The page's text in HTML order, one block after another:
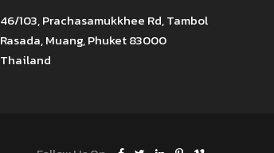
46/103, Prachasamukkhee Rd, Tambol
Rasada, Muang, Phuket 83000
Thailand